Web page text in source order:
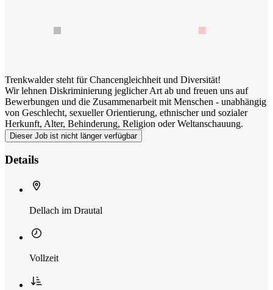
Trenkwalder steht für Chancengleichheit und Diversität!
Wir lehnen Diskriminierung jeglicher Art ab und freuen uns auf
Bewerbungen und die Zusammenarbeit mit Menschen - unabhängig
von Geschlecht, sexueller Orientierung, ethnischer und sozialer
Herkunft, Alter, Behinderung, Religion oder Weltanschauung.
Dieser Job ist nicht länger verfügbar
Details
Dellach im Drautal
Vollzeit